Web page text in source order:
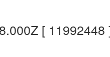
[ 11992448